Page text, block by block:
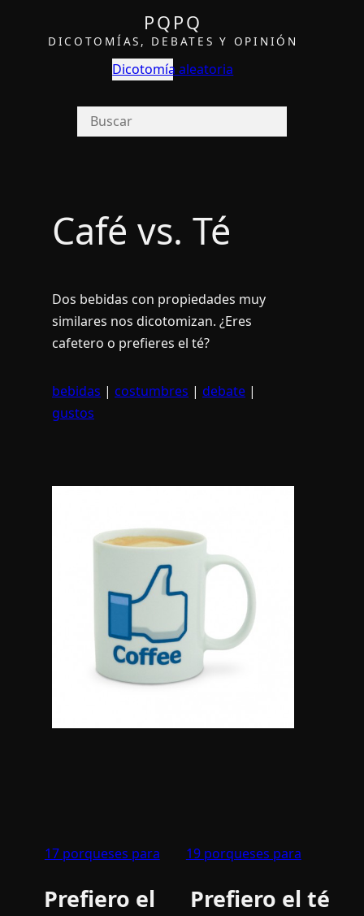
PQPQ
DICOTOMÍAS, DEBATES Y OPINIÓN
Dicotomía aleatoria
Café vs. Té
Dos bebidas con propiedades muy
similares nos dicotomizan. ¿Eres
cafetero o prefieres el té?
bebidas | costumbres | debate |
gustos
17 porqueses para
Prefiero el
19 porqueses para
Prefiero el té